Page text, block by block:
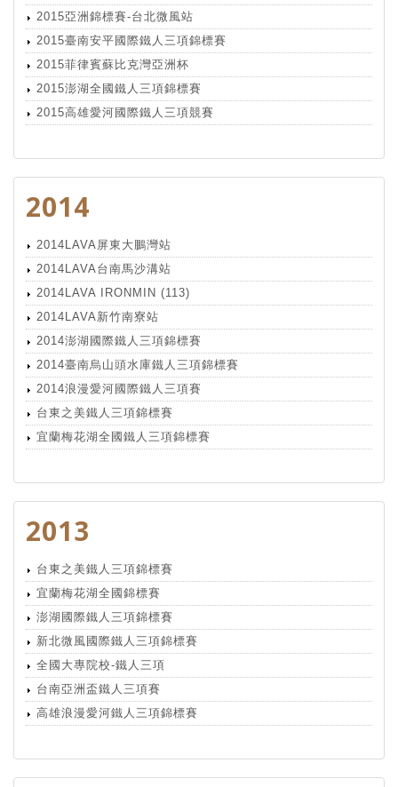
2015亞洲錦標賽-台北微風站
2015臺南安平國際鐵人三項錦標賽
2015菲律賓蘇比克灣亞洲杯
2015澎湖全國鐵人三項錦標賽
2015高雄愛河國際鐵人三項競賽
2014
2014LAVA屏東大鵬灣站
2014LAVA台南馬沙溝站
2014LAVA IRONMIN (113)
2014LAVA新竹南寮站
2014澎湖國際鐵人三項錦標賽
2014臺南烏山頭水庫鐵人三項錦標賽
2014浪漫愛河國際鐵人三項賽
台東之美鐵人三項錦標賽
宜蘭梅花湖全國鐵人三項錦標賽
2013
台東之美鐵人三項錦標賽
宜蘭梅花湖全國錦標賽
澎湖國際鐵人三項錦標賽
新北微風國際鐵人三項錦標賽
全國大專院校-鐵人三項
台南亞洲盃鐵人三項賽
高雄浪漫愛河鐵人三項錦標賽